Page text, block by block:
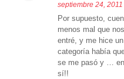
septiembre 24,
Por supuesto,
menos mal que
entré, y me hice
categoría había
se me pasó y …
sí!!